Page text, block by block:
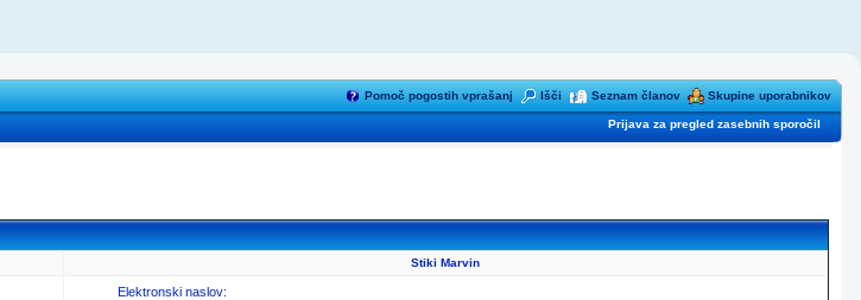
Pomoč pogostih vprašanj Išči Seznam članov Skupine uporabnikov
Prijava za pregled zasebnih sporočil
Stiki Marvin
Elektronski naslov: